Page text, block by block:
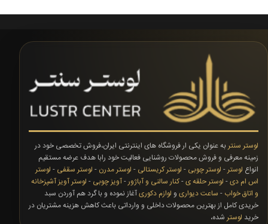
لوستر سنتر به عنوان یکی ار فروشگاه های اینترنتی ایران،فروش تخصصی خود در
زمینه معرفی و فروش محصولات روشنایی فعالیت خود رابا هدف عرضه مستقیم
انواع لوستر - لوستر چوبی - لوستر کریستالی - لوستر مدرن - لوستر سقفی - لوستر
اس ام دی- لوستر حلقه ی-کنار سالنی و آباژور-آویز چوبی - لوستر آویز آشپزخانه
و اتاق خواب - ساعت دیواری و لوازم دکوریآغاز نموده و با گرد هم آوردن سبد
خریدی کامل از بهترین محصولات داخلی و وارداتی باعث کاهش هزینه مشتریان در
خرید لوستر شده،